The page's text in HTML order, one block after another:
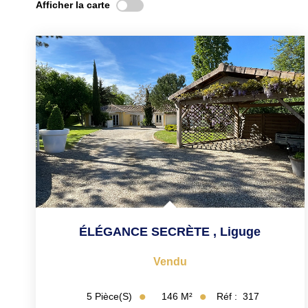
Afficher la carte
ÉLÉGANCE SECRÈTE , Liguge
Vendu
5 Pièce(s) 146 M² Réf : 317